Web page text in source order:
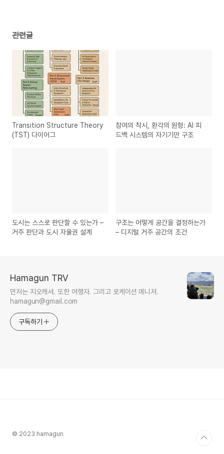
관련글
Transition Structure Theory
(TST) 다이어그
참여의 착시, 환각의 원형: AI 피
드백 시스템의 자기기만 구조
도시는 스스로 판단할 수 있는가 –
거주 판단과 도시 자율권 설계
구조는 어떻게 공간을 결정하는가
– 디지털 거주 공간의 조건
Hamagun TRV
먼저는 지오캐셔. 또한 여행자. 그리고 로케이션 메니져.
hamagun@gmail.com
구독하기
© 2023 hamagun